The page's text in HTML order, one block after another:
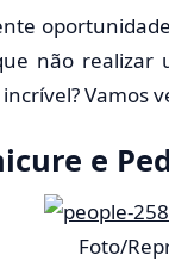
não
Vamos
e
Foto/